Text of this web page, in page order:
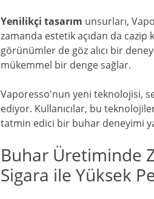
Yenilikçi tasarım unsurları,
zamanda estetik açıdan da cazip
görünümler de göz alıcı bir
mükemmel bir denge sağlar.
Vaporesso'nun yeni teknolojisi,
ediyor. Kullanıcılar, bu
tatmin edici bir buhar deneyimi
Buhar Üretiminde
Sigara ile Yüksek